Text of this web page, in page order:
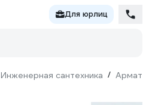
Для юрлиц
Инженерная сантехника /